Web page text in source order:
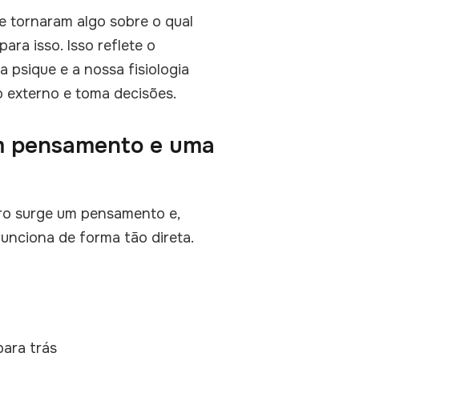
tornaram algo sobre o qual
isso. Isso reflete o
psique e a nossa fisiologia
externo e toma decisões.
pensamento e uma
surge um pensamento e,
de forma tão direta.
trás